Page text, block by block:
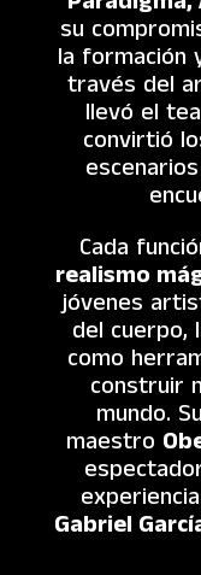
su
la formación
través del
llevó el
convirtió
Cada
realismo
jóvenes
del cuerpo,
como
construir
mundo.
maestro
Gabriel